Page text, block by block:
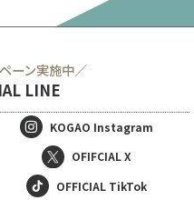
ーン実施中／
LINE
KOGAO Instagram
OFIFCIAL X
OFFICIAL TikTok